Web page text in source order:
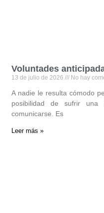
Voluntades
13 de julio de 2026 No hay
A nadie le resulta cómodo
posibilidad de sufrir una
comunicarse. Es
Leer más »